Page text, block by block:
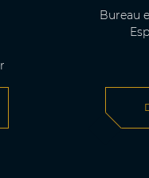
Bureau